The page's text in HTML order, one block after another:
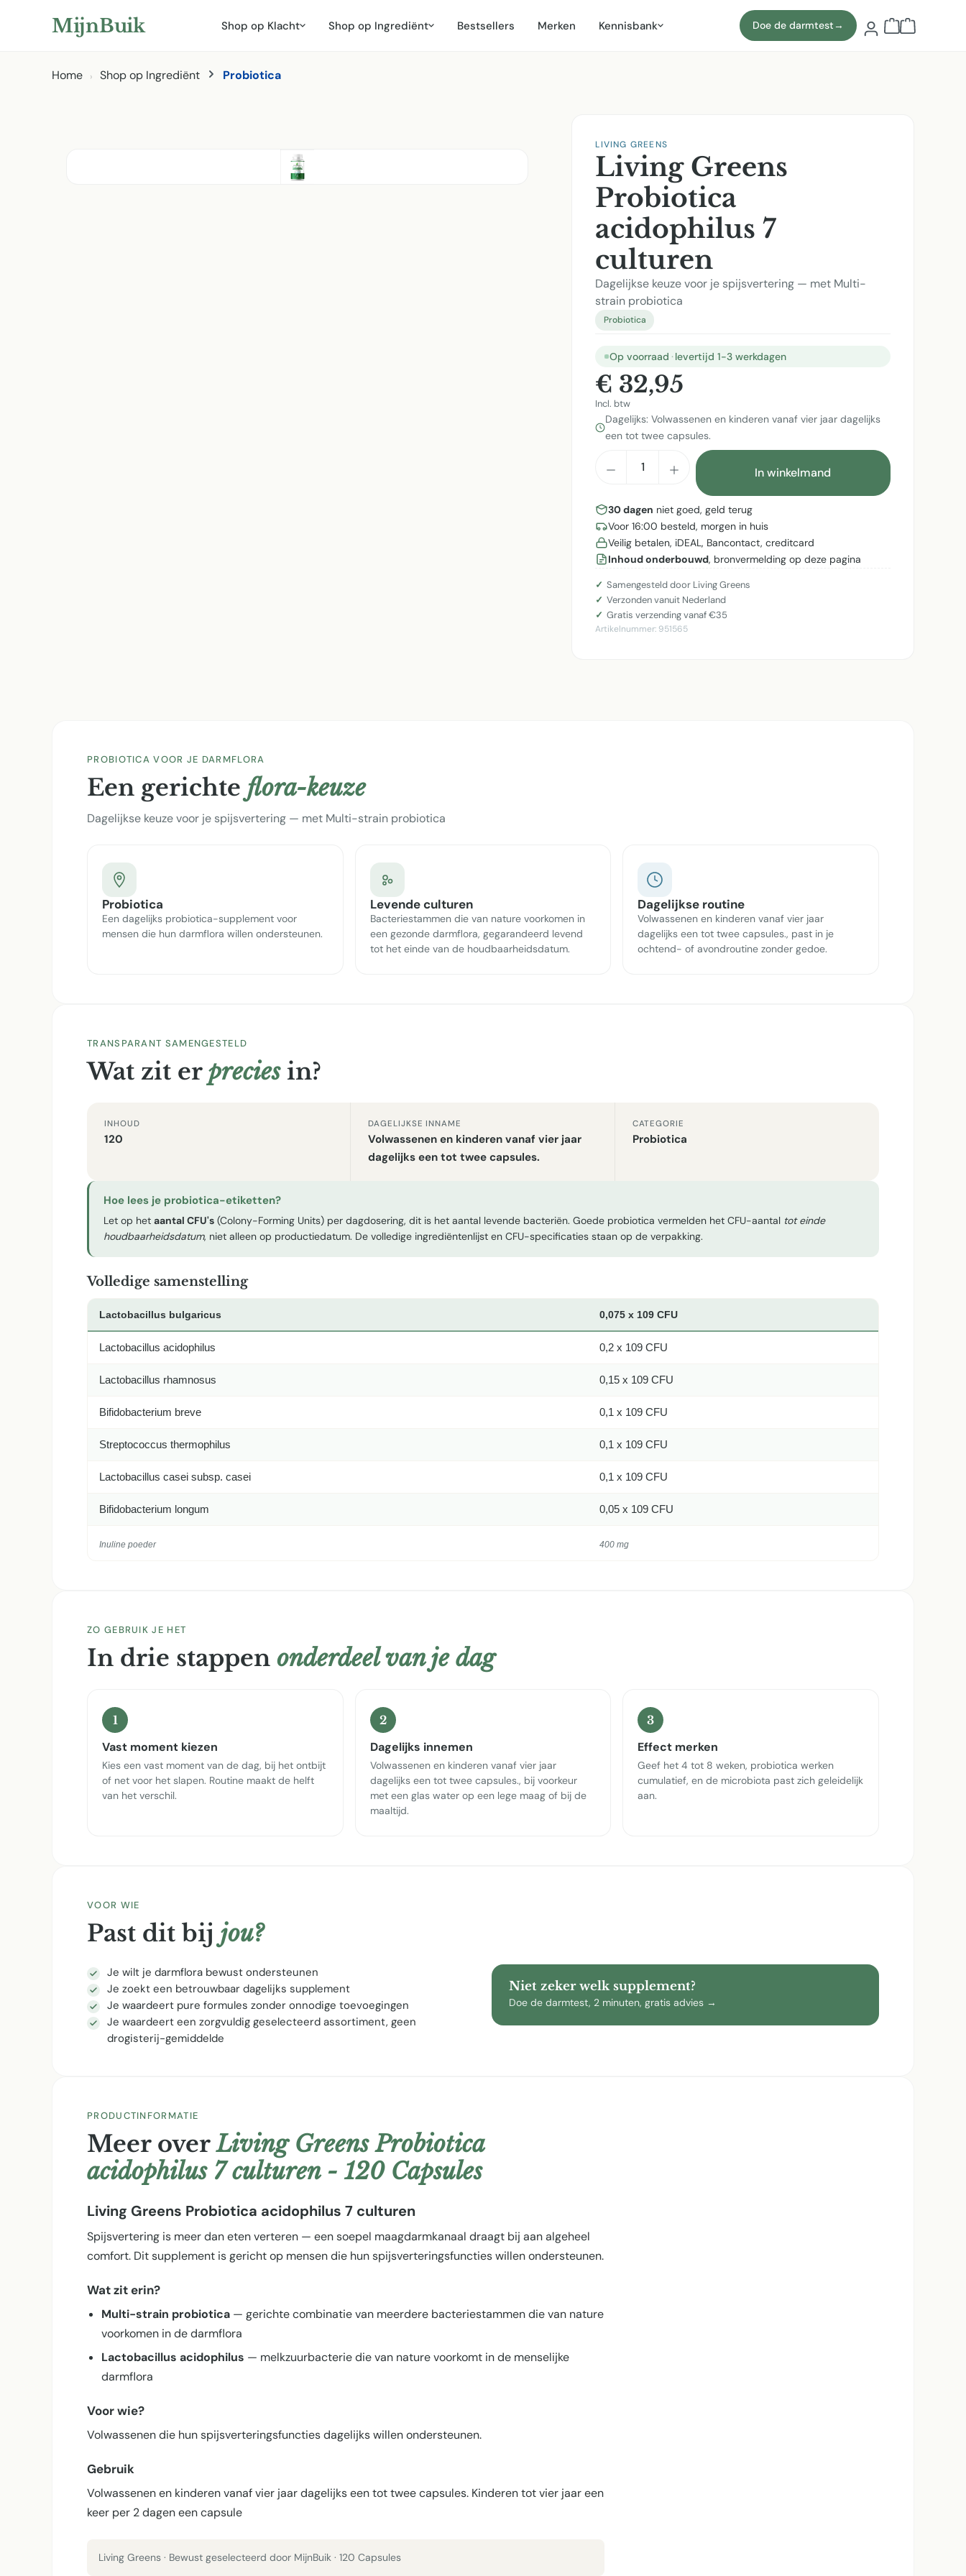
hoofdinhoud
Naar zoeken
Naar hoofdnavigatie
MijnBuik Shop op Klacht Shop op Ingrediënt Bestsellers Merken Kennisbank Doe de darmtest→
Home Shop op Ingrediënt Probiotica
LIVING GREENS
Living Greens
Probiotica
acidophilus 7
culturen
Dagelijkse keuze voor je spijsvertering — met Multi-
strain probiotica
Probiotica
Op voorraad ·levertijd 1-3 werkdagen
€ 32,95
Incl. btw
Dagelijks: Volwassenen en kinderen vanaf vier jaar dagelijks
een tot twee capsules.
Producthoeveelheid: Voer de gewenste
In winkelmand
30 dagen niet goed, geld terug
Voor 16:00 besteld, morgen in huis
Veilig betalen, iDEAL, Bancontact, creditcard
Inhoud onderbouwd, bronvermelding op deze pagina
Samengesteld door Living Greens
Verzonden vanuit Nederland
Gratis verzending vanaf €35
Artikelnummer: 951565
PROBIOTICA VOOR JE DARMFLORA
Een gerichte flora-keuze
Dagelijkse keuze voor je spijsvertering — met Multi-strain probiotica
Probiotica
Een dagelijks probiotica-supplement voor
mensen die hun darmflora willen ondersteunen.
Levende culturen
Bacteriestammen die van nature voorkomen in
een gezonde darmflora, gegarandeerd levend
tot het einde van de houdbaarheidsdatum.
Dagelijkse routine
Volwassenen en kinderen vanaf vier jaar
dagelijks een tot twee capsules., past in je
ochtend- of avondroutine zonder gedoe.
TRANSPARANT SAMENGESTELD
Wat zit er preciesin?
INHOUD
120
DAGELIJKSE INNAME
Volwassenen en kinderen vanaf vier jaar
dagelijks een tot twee capsules.
CATEGORIE
Probiotica
Hoe lees je probiotica-etiketten?
Let op het aantal CFU's (Colony-Forming Units) per dagdosering, dit is het aantal levende bacteriën. Goede probiotica vermelden het CFU-aantal tot einde
houdbaarheidsdatum, niet alleen op productiedatum. De volledige ingrediëntenlijst en CFU-specificaties staan op de verpakking.
Volledige samenstelling
Lactobacillus bulgaricus 0,075 x 109 CFU
Lactobacillus acidophilus 0,2 x 109 CFU
Lactobacillus rhamnosus 0,15 x 109 CFU
Bifidobacterium breve 0,1 x 109 CFU
Streptococcus thermophilus 0,1 x 109 CFU
Lactobacillus casei subsp. casei 0,1 x 109 CFU
Bifidobacterium longum 0,05 x 109 CFU
Inuline poeder 400 mg
ZO GEBRUIK JE HET
In drie stappen onderdeel van je dag
1
Vast moment kiezen
Kies een vast moment van de dag, bij het ontbijt
of net voor het slapen. Routine maakt de helft
van het verschil.
2
Dagelijks innemen
Volwassenen en kinderen vanaf vier jaar
dagelijks een tot twee capsules., bij voorkeur
met een glas water op een lege maag of bij de
maaltijd.
3
Effect merken
Geef het 4 tot 8 weken, probiotica werken
cumulatief, en de microbiota past zich geleidelijk
aan.
VOOR WIE
Past dit bij jou?
Je wilt je darmflora bewust ondersteunen
Je zoekt een betrouwbaar dagelijks supplement
Je waardeert pure formules zonder onnodige toevoegingen
Je waardeert een zorgvuldig geselecteerd assortiment, geen
drogisterij-gemiddelde
Niet zeker welk supplement?
Doe de darmtest, 2 minuten, gratis advies →
PRODUCTINFORMATIE
Meer overLiving Greens Probiotica
acidophilus 7 culturen - 120 Capsules
Living Greens Probiotica acidophilus 7 culturen
Spijsvertering is meer dan eten verteren — een soepel maagdarmkanaal draagt bij aan algeheel
comfort. Dit supplement is gericht op mensen die hun spijsverterings­functies willen ondersteunen.
Wat zit erin?
Multi-strain probiotica — gerichte combinatie van meerdere bacteriestammen die van nature
voorkomen in de darmflora
Lactobacillus acidophilus — melkzuurbacterie die van nature voorkomt in de menselijke
darmflora
Voor wie?
Volwassenen die hun spijsverterings­functies dagelijks willen ondersteunen.
Gebruik
Volwassenen en kinderen vanaf vier jaar dagelijks een tot twee capsules. Kinderen tot vier jaar een
keer per 2 dagen een capsule
Living Greens · Bewust geselecteerd door MijnBuik · 120 Capsules